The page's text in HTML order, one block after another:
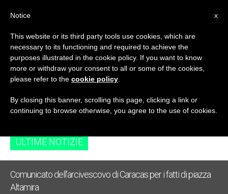
TAG
Posts Tagged
‘religious Freedom’
ULTIME NOTIZIE
Comunicato dell’arcivescovo di Caracas per i fatti di piazza
Altamira
x
Notice
This website or its third party tools use cookies, which are
necessary to its functioning and required to achieve the
purposes illustrated in the cookie policy. If you want to know
more or withdraw your consent to all or some of the cookies,
please refer to the cookie policy
By closing this banner, scrolling this page, clicking a link or
continuing to browse otherwise, you agree to the use of cookies.